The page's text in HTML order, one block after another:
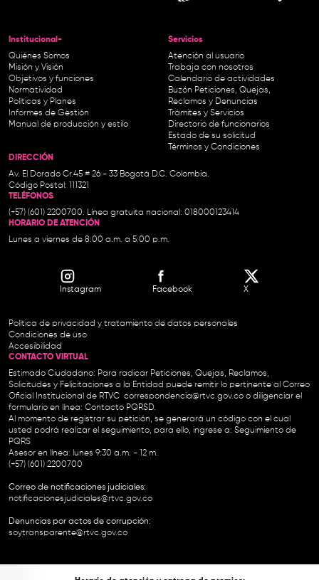
Institucional-
Quiénes Somos
Misión y Visión
Objetivos y funciones
Normatividad
Políticas y Planes
Informes de Gestión
Manual de producción y estilo
Servicios
Atención al usuario
Trabaja con nosotros
Calendario de actividades
Buzón Peticiones, Quejas,
Reclamos y Denuncias
Trámites y Servicios
Directorio de funcionarios
Estado de su solicitud
Términos y Condiciones
DIRECCIÓN
Av. El Dorado Cr.45 # 26 - 33 Bogotá D.C. Colombia.
Código Postal: 111321
TELÉFONOS
(+57) (601) 2200700. Línea gratuita nacional: 018000123414
HORARIO DE ATENCIÓN
Lunes a viernes de 8:00 a.m. a 5:00 p.m.
Instagram Facebook X
Política de privacidad y tratamiento de datos personales
Condiciones de uso
Accesibilidad
CONTACTO VIRTUAL
Estimado Ciudadano: Para radicar Peticiones, Quejas, Reclamos,
Solicitudes y Felicitaciones a la Entidad puede remitir lo pertinente al Correo
Oficial Institucional de RTVC correspondencia@rtvc.gov.co o diligenciar el
formulario en línea: Contacto PQRSD.
Al momento de registrar su petición, se generará un código con el cual
usted podrá realizar el seguimiento, para ello, ingrese a: Seguimiento de
PQRS
Asesor en línea: lunes 9:30 a.m. - 12 m.
(+57) (601) 2200700
Correo de notificaciones judiciales:
notificacionesjudiciales@rtvc.gov.co
Denuncias por actos de corrupción:
soytransparente@rtvc.gov.co